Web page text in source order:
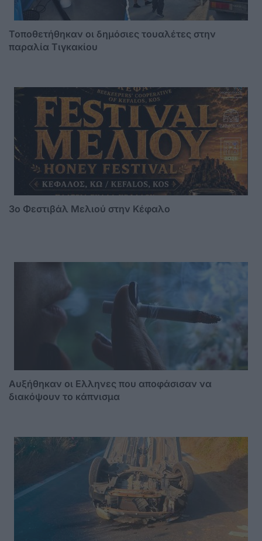
Τοποθετήθηκαν οι δημόσιες τουαλέτες στην
παραλία Τιγκακίου
3o Φεστιβάλ Μελιού στην Κέφαλο
Αυξήθηκαν οι Ελληνες που αποφάσισαν να
διακόψουν το κάπνισμα